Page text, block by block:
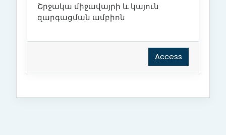
Շրջակա միջավայրի և կայուն
զարգացման ամբիոն
Access